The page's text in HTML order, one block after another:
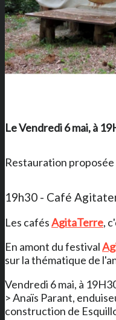
Le Vendredi 6 mai, à
Restauration proposée
19h30 - Café
Les cafésAgitaTerre,
En amont du festival
sur la thématique de
Vendredi 6 mai, à
> Anaïs Parant,
construction de